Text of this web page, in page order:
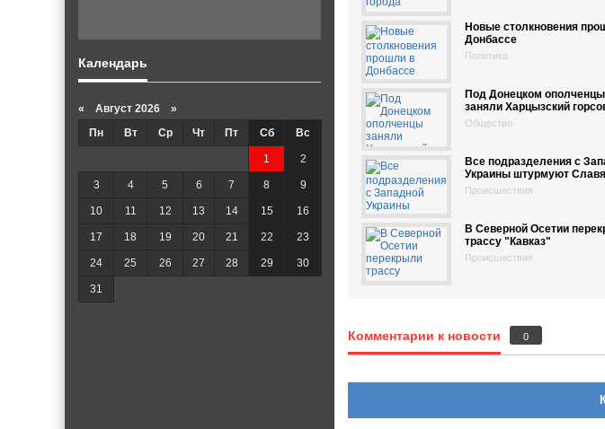
Новые столкновения
Донбассе
Политика
Под Донецком ополченцы
заняли Харцызский
Общество
Все подразделения с
Украины штурмуют
Происшествия
В Северной Осетии
трассу "Кавказ"
Происшествия
Комментарии к новости 0
Календарь
« Август 2026 »
Пн
Вт Ср Чт Пт Сб Вс
1 2
3 4 5 6 7 8 9
10 11 12 13 14 15 16
17 18 19 20 21 22 23
24 25 26 27 28 29 30
31